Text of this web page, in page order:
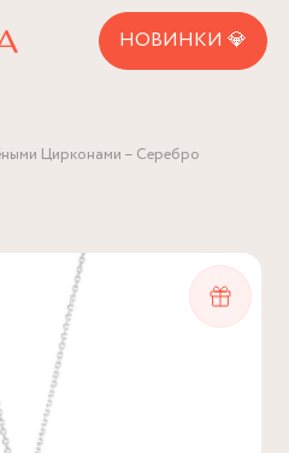
НОВИНКИ 💎
Цирконами – Серебро